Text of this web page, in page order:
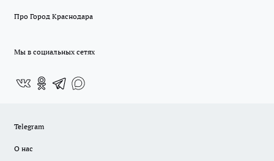
Про Город Краснодара
Мы в социальных сетях
Telegram
О нас